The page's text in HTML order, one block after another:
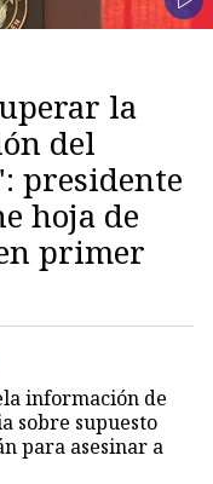
la
del
presidente
hoja de
primer
información de
sobre supuesto
para asesinar a